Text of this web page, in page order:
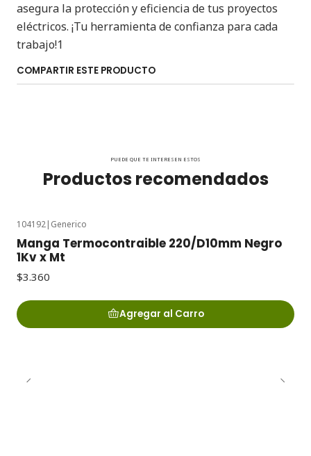
asegura la protección y eficiencia de tus proyectos
eléctricos. ¡Tu herramienta de confianza para cada
trabajo!1
COMPARTIR ESTE PRODUCTO
PUEDE QUE TE INTERESEN ESTOS
Productos recomendados
104192| Generico
Manga Termocontraible 220/D10mm Negro
1Kv x Mt
$3.360
Agregar al Carro